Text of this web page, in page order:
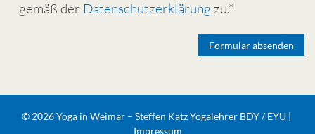
gemäß der Datenschutzerklärung zu.*
© 2026 Yoga in Weimar – Steffen Katz Yogalehrer BDY / EYU |
Impressum